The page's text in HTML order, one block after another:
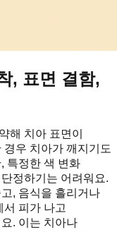
, 표면 결함,
해 치아 표면이
우 치아가 깨지기도
특정한 색 변화
정하기는 어려워요.
, 음식을 흘리거나
서 피가 나고
. 이는 치아나